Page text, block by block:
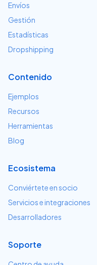
Envíos
Gestión
Estadísticas
Dropshipping
Contenido
Ejemplos
Recursos
Herramientas
Blog
Ecosistema
Conviértete en socio
Servicios e integraciones
Desarrolladores
Soporte